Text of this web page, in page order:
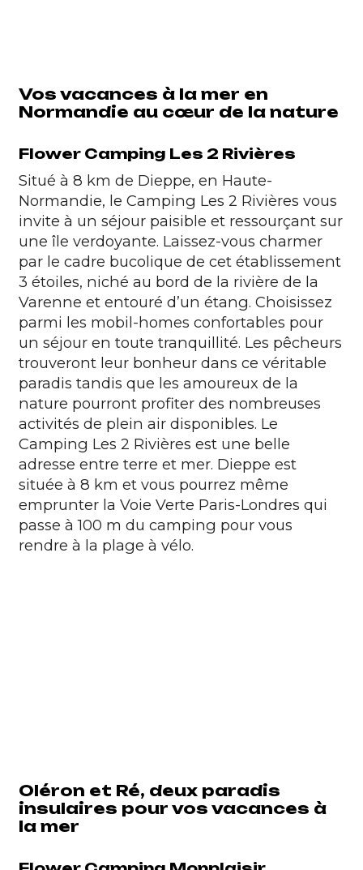
Vos vacances à la mer en
Normandie au cœur de la nature
Flower Camping Les 2 Rivières
Situé à 8 km de Dieppe, en Haute-
Normandie, le Camping Les 2 Rivières vous
invite à un séjour paisible et ressourçant sur
une île verdoyante. Laissez-vous charmer
par le cadre bucolique de cet établissement
3 étoiles, niché au bord de la rivière de la
Varenne et entouré d’un étang. Choisissez
parmi les mobil-homes confortables pour
un séjour en toute tranquillité. Les pêcheurs
trouveront leur bonheur dans ce véritable
paradis tandis que les amoureux de la
nature pourront profiter des nombreuses
activités de plein air disponibles. Le
Camping Les 2 Rivières est une belle
adresse entre terre et mer. Dieppe est
située à 8 km et vous pourrez même
emprunter la Voie Verte Paris-Londres qui
passe à 100 m du camping pour vous
rendre à la plage à vélo.
Oléron et Ré, deux paradis
insulaires pour vos vacances à
la mer